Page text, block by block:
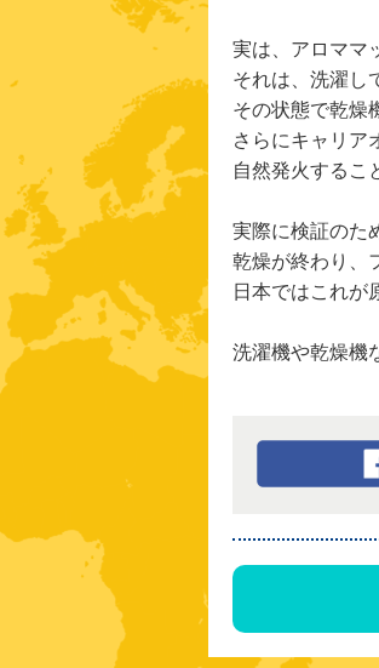
実は、アロママ
それは、洗濯し
その状態で乾燥
さらにキャリア
自然発火するこ
実際に検証のた
乾燥が終わり、
日本ではこれが
洗濯機や乾燥機